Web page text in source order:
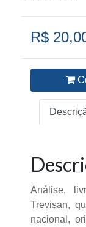
R$
Análise,
Trevisan,
nacional,